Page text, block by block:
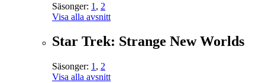
Säsonger: 1 , 2
Visa alla avsnitt
Star Trek: Strange New Worlds
Säsonger: 1 , 2
Visa alla avsnitt